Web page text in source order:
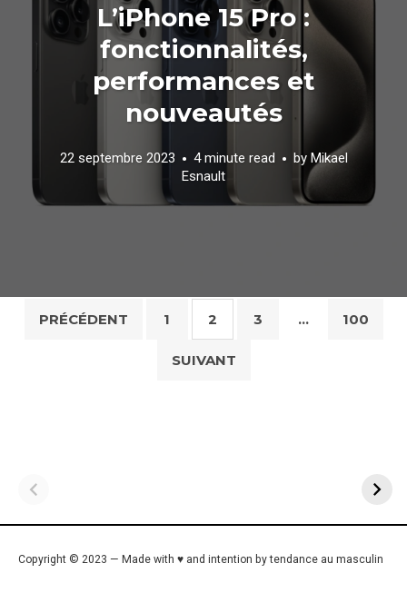
L’iPhone 15 Pro :
fonctionnalités,
performances et
nouveautés
22 septembre 2023 4 minute read by Mikael
Esnault
Pagination
PRÉCÉDENT 1 2 3 … 100
SUIVANT
Copyright © 2023 — Made with ♥ and intention by tendance au masculin